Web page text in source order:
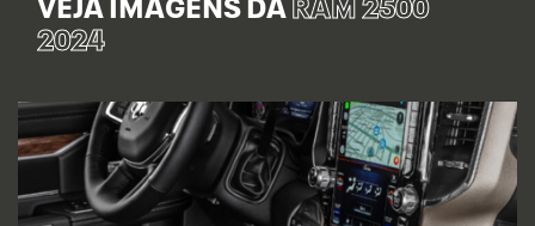
VEJA IMAGENS DA RAM 2500
2024